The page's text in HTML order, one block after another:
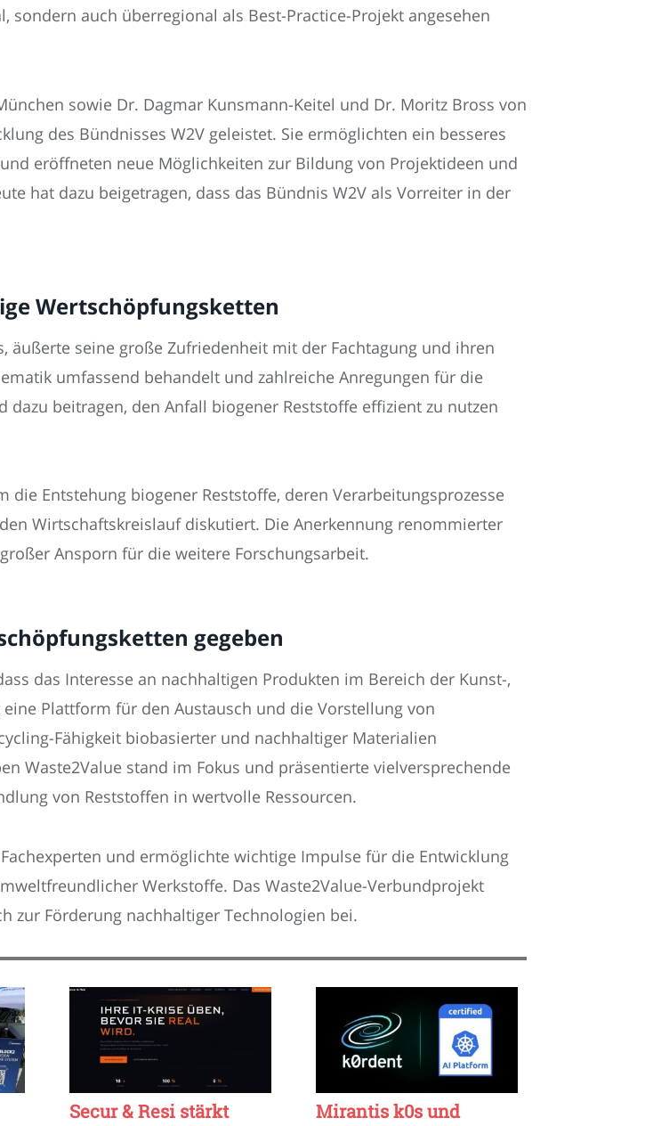
sondern auch überregional als Best-Practice-Projekt angesehen
sowie Dr. Dagmar Kunsmann-Keitel und Dr. Moritz Bross von
des Bündnisses W2V geleistet. Sie ermöglichten ein besseres
eröffneten neue Möglichkeiten zur Bildung von Projektideen und
hat dazu beigetragen, dass das Bündnis W2V als Vorreiter in der
Wertschöpfungsketten
äußerte seine große Zufriedenheit mit der Fachtagung und ihren
umfassend behandelt und zahlreiche Anregungen für die
beitragen, den Anfall biogener Reststoffe effizient zu nutzen
Entstehung biogener Reststoffe, deren Verarbeitungsprozesse
Wirtschaftskreislauf diskutiert. Die Anerkennung renommierter
Ansporn für die weitere Forschungsarbeit.
gegeben
das Interesse an nachhaltigen Produkten im Bereich der Kunst-,
Plattform für den Austausch und die Vorstellung von
Fähigkeit biobasierter und nachhaltiger Materialien
Waste2Value stand im Fokus und präsentierte vielversprechende
von Reststoffen in wertvolle Ressourcen.
und ermöglichte wichtige Impulse für die Entwicklung
Werkstoffe. Das Waste2Value-Verbundprojekt
zur Förderung nachhaltiger Technologien bei.
Secur & Resi stärkt
Mirantis k0s und